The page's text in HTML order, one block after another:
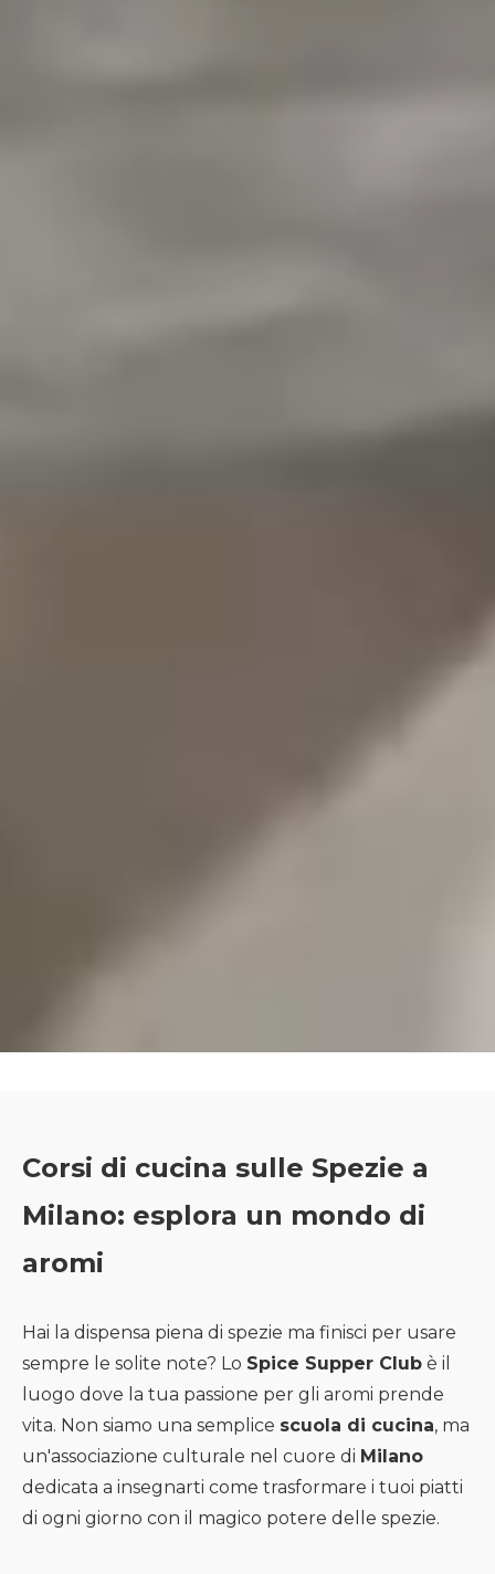
Corsi di cucina sulle Spezie a
Milano: esplora un mondo di
aromi
Hai la dispensa piena di spezie ma finisci per usare
sempre le solite note? Lo Spice Supper Club è il
luogo dove la tua passione per gli aromi prende
vita. Non siamo una semplice scuola di cucina, ma
un'associazione culturale nel cuore di Milano
dedicata a insegnarti come trasformare i tuoi piatti
di ogni giorno con il magico potere delle spezie.